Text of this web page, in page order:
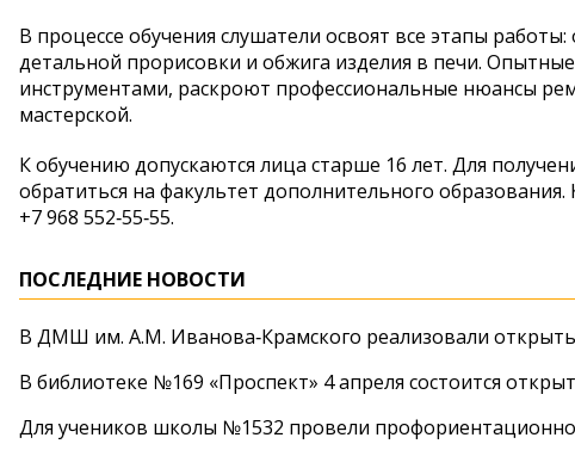
В процессе обучения слушатели освоят все этапы
детальной прорисовки и обжига изделия в печи.
инструментами, раскроют профессиональные нюансы
мастерской.
К обучению допускаются лица старше 16 лет. Для
обратиться на факультет дополнительного
+7 968 552‑55‑55.
ПОСЛЕДНИЕ НОВОСТИ
В ДМШ им. А.М. Иванова‑Крамского реализовали
В библиотеке №169 «Проспект» 4 апреля состоится
Для учеников школы №1532 провели